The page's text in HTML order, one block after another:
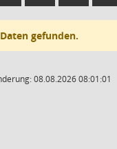
gefunden.
08.08.2026 08:01:01